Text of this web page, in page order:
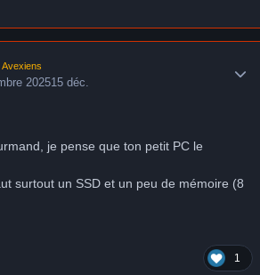
Avexiens
202515 déc.
je pense que ton petit PC le
surtout un SSD et un peu de mémoire (8
1